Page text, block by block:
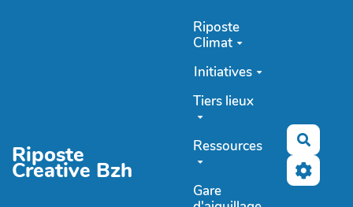
Riposte
Creative Bzh
Riposte
Climat
Initiatives
Tiers lieux
Ressources
Gare